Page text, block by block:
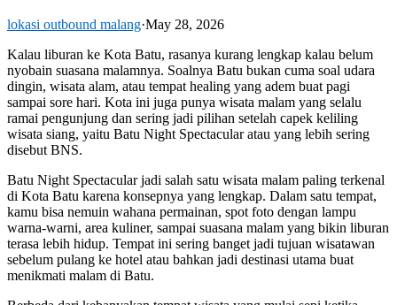
lokasi outbound malang·May 28, 2026
Kalau liburan ke Kota Batu, rasanya kurang lengkap kalau belum
nyobain suasana malamnya. Soalnya Batu bukan cuma soal udara
dingin, wisata alam, atau tempat healing yang adem buat pagi
sampai sore hari. Kota ini juga punya wisata malam yang selalu
ramai pengunjung dan sering jadi pilihan setelah capek keliling
wisata siang, yaitu Batu Night Spectacular atau yang lebih sering
disebut BNS.
Batu Night Spectacularjadi salah satu wisata malam paling terkenal
di Kota Batu karena konsepnya yang lengkap. Dalam satu tempat,
kamu bisa nemuin wahana permainan, spot foto dengan lampu
warna-warni, area kuliner, sampai suasana malam yang bikin liburan
terasa lebih hidup. Tempat ini sering banget jadi tujuan wisatawan
sebelum pulang ke hotel atau bahkan jadi destinasi utama buat
menikmati malam di Batu.